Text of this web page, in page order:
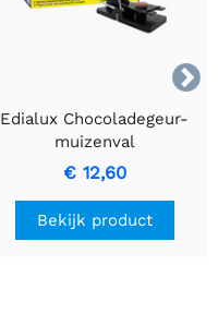

Edialux Chocoladegeur-
muizenval
€ 12,60
Bekijk product